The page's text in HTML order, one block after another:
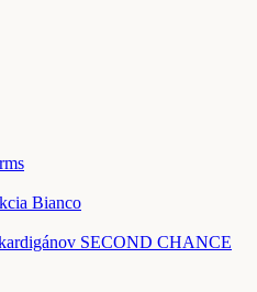
Bianco
SECOND CHANCE